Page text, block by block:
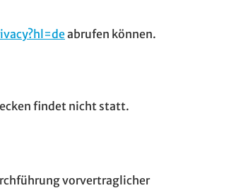
abrufen können.
findet nicht statt.
vorvertraglicher